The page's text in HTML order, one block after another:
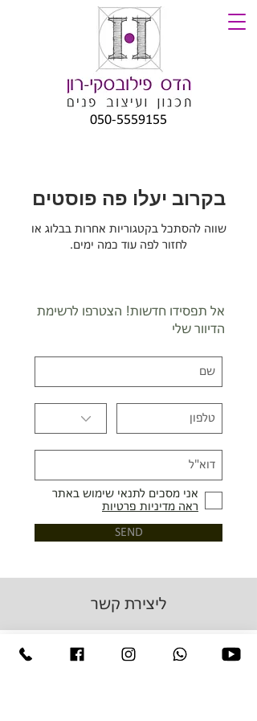
050-5559155
בקרוב יעלו פה פוסטים
שווה להסתכל בקטגוריות אחרות בבלוג או
לחזור לפה עוד כמה ימים.
אל תפסידו חדשות! הצטרפו לרשימת
הדיוור שלי
אני מסכים לתנאי שימוש באתר
ראה מדיניות פרטיות
SEND
ליצירת קשר